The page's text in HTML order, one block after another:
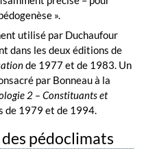
».
utilisé par Duchaufour
dans les deux éditions de
de 1977 et de 1983. Un
par Bonneau à la
2 – Constituants et
de 1979 et de 1994.
pédoclimats